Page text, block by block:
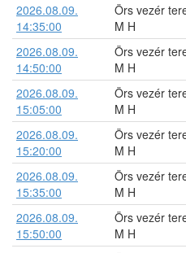
2026.08.09.
14:35:00
Örs vezér
M H
2026.08.09.
14:50:00
Örs vezér
M H
2026.08.09.
15:05:00
Örs vezér
M H
2026.08.09.
15:20:00
Örs vezér
M H
2026.08.09.
15:35:00
Örs vezér
M H
2026.08.09.
15:50:00
Örs vezér
M H